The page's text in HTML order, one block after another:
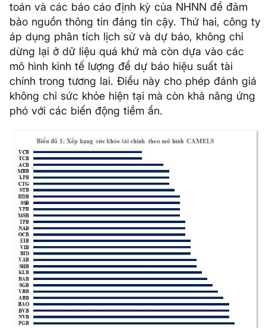
toán và các báo cáo định kỳ của NHNN để đảm
bảo nguồn thông tin đáng tin cậy. Thứ hai, công ty
áp dụng phân tích lịch sử và dự báo, không chỉ
dừng lại ở dữ liệu quá khứ mà còn dựa vào các
mô hình kinh tế lượng để dự báo hiệu suất tài
chính trong tương lai. Điều này cho phép đánh giá
không chỉ sức khỏe hiện tại mà còn khả năng ứng
phó với các biến động tiềm ẩn.